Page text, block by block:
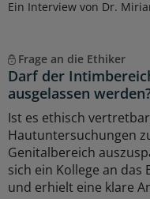
Ein Interview von Dr.
Frage an die Ethiker
Darf der
ausgelassen
Ist es ethisch
Hautuntersuchungen
Genitalbereich
sich ein Kollege an
und erhielt eine klare